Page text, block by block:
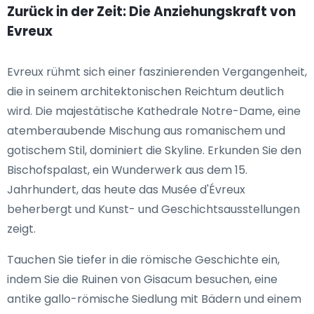
Zurück in der Zeit: Die Anziehungskraft von
Evreux
Evreux rühmt sich einer faszinierenden Vergangenheit,
die in seinem architektonischen Reichtum deutlich
wird. Die majestätische Kathedrale Notre-Dame, eine
atemberaubende Mischung aus romanischem und
gotischem Stil, dominiert die Skyline. Erkunden Sie den
Bischofspalast, ein Wunderwerk aus dem 15.
Jahrhundert, das heute das Musée d'Évreux
beherbergt und Kunst- und Geschichtsausstellungen
zeigt.
Tauchen Sie tiefer in die römische Geschichte ein,
indem Sie die Ruinen von Gisacum besuchen, eine
antike gallo-römische Siedlung mit Bädern und einem